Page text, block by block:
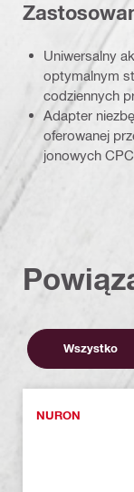
Uniwersalny
optymalnym
codziennych
Adapter
oferowanej
jonowych
Wszystko
NURON